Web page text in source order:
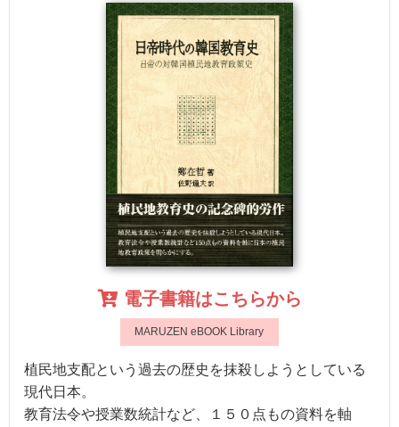
電子書籍はこちらから
MARUZEN eBOOK Library
植民地支配という過去の歴史を抹殺しようとしている
現代日本。
教育法令や授業数統計など、１５０点もの資料を軸